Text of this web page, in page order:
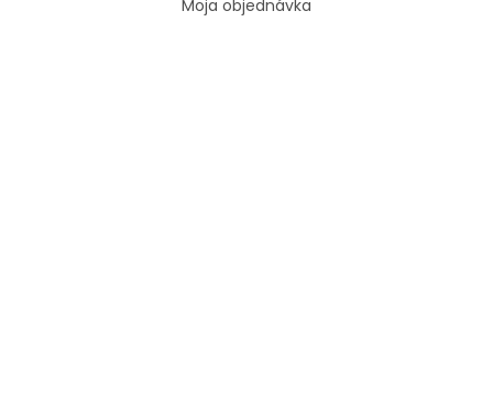
Moja objednávka